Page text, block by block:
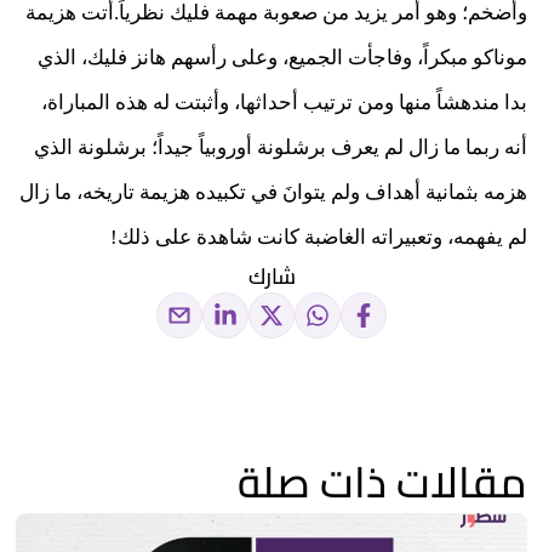
وأضخم؛ وهو أمر يزيد من صعوبة مهمة فليك نظرياً.أتت هزيمة
موناكو مبكراً، وفاجأت الجميع، وعلى رأسهم هانز فليك، الذي
بدا مندهشاً منها ومن ترتيب أحداثها، وأثبتت له هذه المباراة،
أنه ربما ما زال لم يعرف برشلونة أوروبياً جيداً؛ برشلونة الذي
هزمه بثمانية أهداف ولم يتوانَ في تكبيده هزيمة تاريخه، ما زال
لم يفهمه، وتعبيراته الغاضبة كانت شاهدة على ذلك!
شارك
مقالات ذات صلة